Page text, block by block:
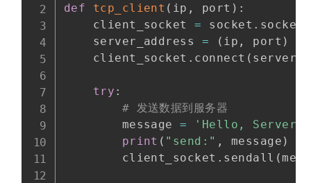
def
tcp_client ( ip , port ) :
    client_socket
= socket . socket
    server_address
= ( ip , port )
    client_socket
. connect (
try :
# 发送数据到服务器
        message
=
'Hello, Server!'
print ( "send:" , message )
        client_socket
. sendall (